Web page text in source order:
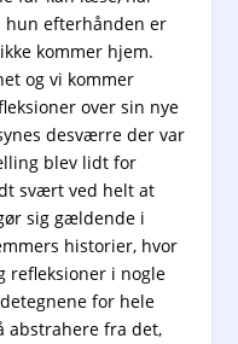
hun efterhånden er
kommer hjem.
og vi kommer
over sin nye
desværre der var
blev lidt for
svært ved helt at
sig gældende i
historier, hvor
refleksioner i nogle
for hele
abstrahere fra det,